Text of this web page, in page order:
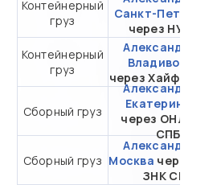
Контейнерный
груз
Санкт-Петербург
через НУТЭП
Контейнерный
груз
Александрия -
Владивосток
через Хайфон (Тр.)
Сборный груз
Александрия -
Екатеринбург
через ОНЛ-ЗНК
СПБ
Сборный груз
Александрия -
Москва через ОНЛ-
ЗНК СПБ